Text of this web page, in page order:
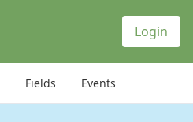
Login
Fields Events